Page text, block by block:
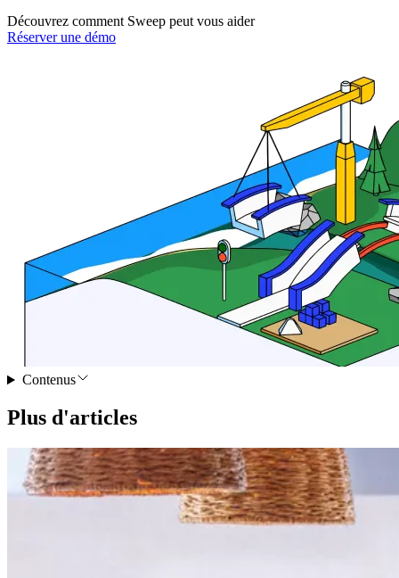
Découvrez comment Sweep peut vous aider
Réserver une démo
Contenus
Plus d'articles